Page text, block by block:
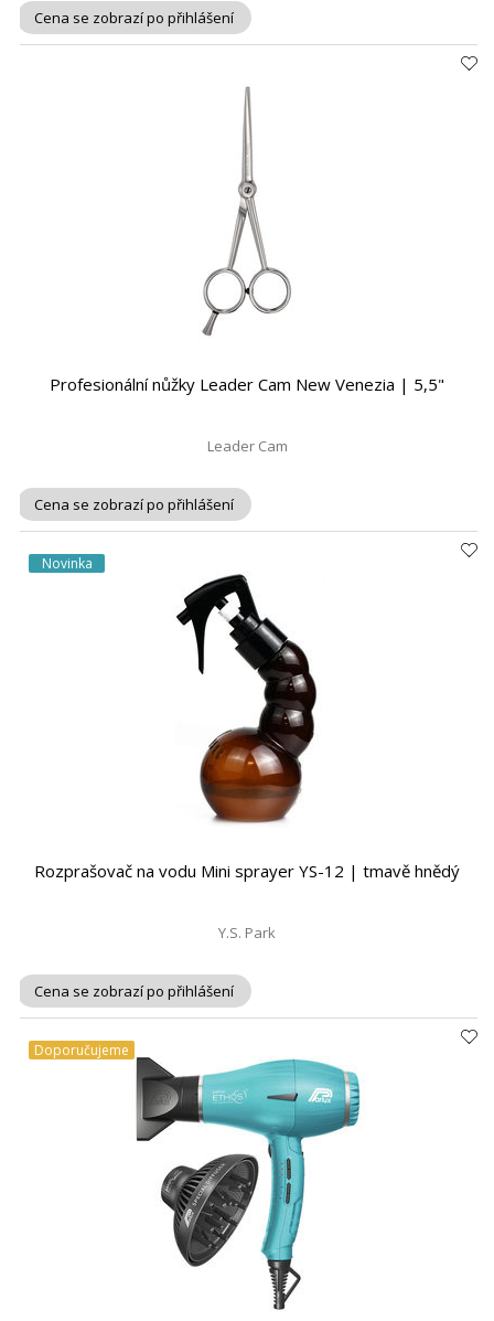
Cena se zobrazí po přihlášení
Profesionální nůžky Leader Cam New Venezia | 5,5"
Leader Cam
Cena se zobrazí po přihlášení
Novinka
Rozprašovač na vodu Mini sprayer YS-12 | tmavě hnědý
Y.S. Park
Cena se zobrazí po přihlášení
Doporučujeme